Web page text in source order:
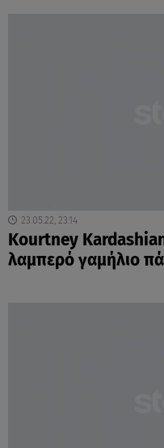
23.05.22, 23:14
Kourtney
λαμπερό γαμήλιο